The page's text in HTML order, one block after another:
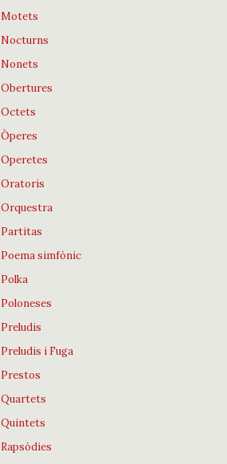
Motets
Nocturns
Nonets
Obertures
Octets
Òperes
Operetes
Oratoris
Orquestra
Partitas
Poema simfònic
Polka
Poloneses
Preludis
Preludis i Fuga
Prestos
Quartets
Quintets
Rapsòdies